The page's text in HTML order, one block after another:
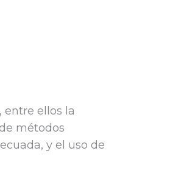
ellos la
métodos
y el uso de